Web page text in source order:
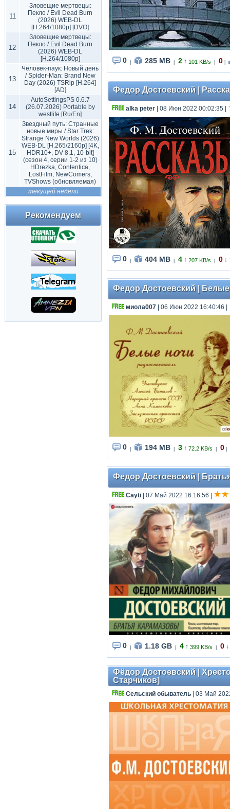
11
Зловещие мертвецы:
Пекло / Evil Dead Burn
(2026) WEB-DL
[H.264/1080p] [DVO]
12
Зловещие мертвецы:
Пекло / Evil Dead Burn
(2026) WEB-DL
[H.264/1080p]
13
Человек-паук: Новый день
/ Spider-Man: Brand New
Day (2026) TSRip [H.264]
[AD]
14
AutoSettingsPS 0.6.7
(26.07.2026) Portable by
westlife [Ru/En]
15
Звездный путь: Странные
новые миры / Star Trek:
Strange New Worlds (2026)
WEB-DL [H.265/2160p] [4K,
HDR10+, DV 8.1, 10-bit]
(сезон 4, серии 1-2 из 10)
HDrezka, Contentica,
LostFilm, NewComers,
TVShows (обновляемая)
текущей недели
Рекомендуем
0 285 MB 2 ↑ 101 KB/s 0
Федор Достоевский |
alka peter | 08 Июн 2022 00:02:35
0 404 MB 4 ↑ 207 KB/s 0 ↓
Федор Достоевский | Белые
миола007 | 06 Июн 2022 16:40:46
0 194 MB 3 ↑ 72.2 KB/s 0
Федор Достоевский |
Cayti | 07 Май 2022 16:16:56
0 1.18 GB 4 ↑ 399 KB/s 0 ↓
Фёдор Достоевский |
Старчиков]
Сельский обыватель | 03 Май